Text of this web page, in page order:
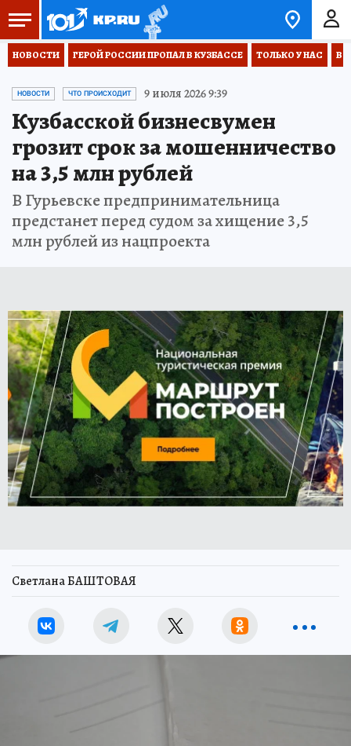
НОВОСТИ ГЕРОЙ РОССИИ ПРОПАЛ В КУЗБАССЕ ТОЛЬКО У НАС
НОВОСТИ ЧТО ПРОИСХОДИТ 9 июля 2026 9:39
Кузбасской бизнесвумен
грозит срок за мошенничество
на 3,5 млн рублей
В Гурьевске предпринимательница
предстанет перед судом за хищение 3,5
млн рублей из нацпроекта
Светлана БАШТОВАЯ